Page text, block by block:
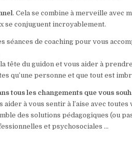
. Cela se combine à merveille avec
se conjuguent incroyablement.
de coaching pour vous
tête du guidon et vous aider à
qu’une personne et que tout est
tous les changements que vous
à vous sentir à l’aise avec toutes
des solutions pédagogiques (ou
et psychosociales …